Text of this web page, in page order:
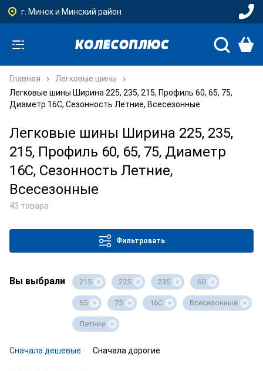
г. Минск и Минский район
Главная
Легковые шины
Легковые шины Ширина 225, 235, 215, Профиль 60, 65, 75,
Диаметр 16C, Сезонность Летние, Всесезонные
Легковые шины Ширина 225, 235,
215, Профиль 60, 65, 75, Диаметр
16C, Сезонность Летние,
Всесезонные
43 товара
Фильтровать
Вы выбрали 215 225 235 60
65 75 16C Всесезонные
Летние
Сначала дешевые Сначала дорогие